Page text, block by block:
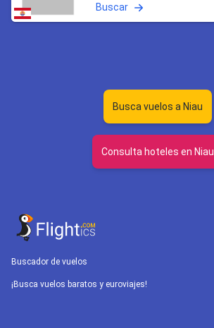
Buscar
Busca vuelos a Niau
Consulta hoteles en Niau
Buscador de vuelos
¡Busca vuelos baratos y euroviajes!